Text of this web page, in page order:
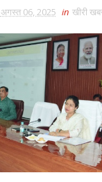
अगस्त 06, 2025 in खीरी